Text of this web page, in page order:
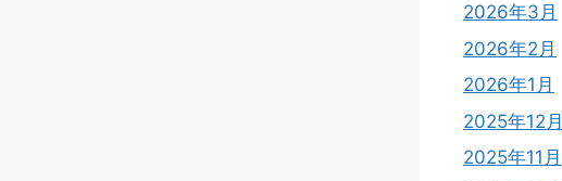
2026年3月
2026年2月
2026年1月
2025年12月
2025年11月